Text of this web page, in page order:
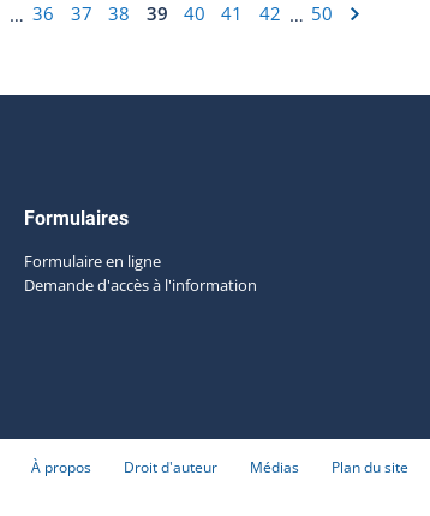
… 36 37 38 39 40 41 42 … 50
Formulaires
Formulaire en ligne
Demande d'accès à l'information
À propos Droit d'auteur Médias Plan du site